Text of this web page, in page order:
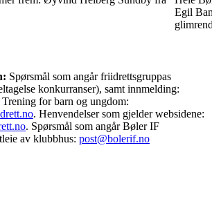
Egil
Spørsmål som angår friidrettsgruppas
konkurranser), samt innmelding:
Trening for barn og ungdom:
. Henvendelser som gjelder websidene:
. Spørsmål som angår Bøler IF
av klubbhus: post@bolerif.no